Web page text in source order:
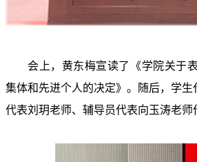
会上，黄东梅宣读了《学院关于
集体和先进个人的决定》。随后，学
代表刘 玥老师、辅导员代表向玉涛老师